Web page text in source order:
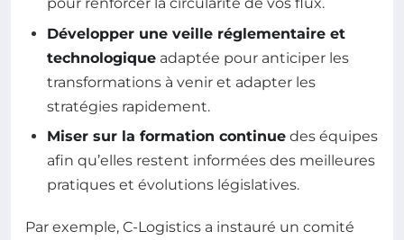
Développer une veille réglementaire et
technologique adaptée pour anticiper les
transformations à venir et adapter les
stratégies rapidement.
Miser sur la formation continue des équipes
afin qu’elles restent informées des meilleures
pratiques et évolutions législatives.
Par exemple, C-Logistics a instauré un comité